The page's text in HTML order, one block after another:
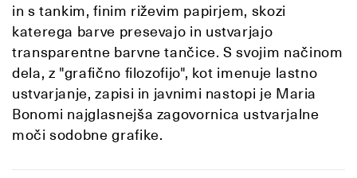
in s tankim, finim riževim papirjem, skozi
katerega barve presevajo in ustvarjajo
transparentne barvne tančice. S svojim načinom
dela, z "grafično filozofijo", kot imenuje lastno
ustvarjanje, zapisi in javnimi nastopi je Maria
Bonomi najglasnejša zagovornica ustvarjalne
moči sodobne grafike.